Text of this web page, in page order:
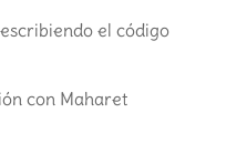
el código
con Maharet